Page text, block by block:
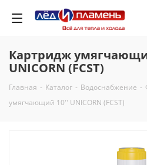
Картридж
UNICORN (FCST)
Главная - Каталог - Водоснабжение -
умягчающий 10'' UNICORN (FCST)